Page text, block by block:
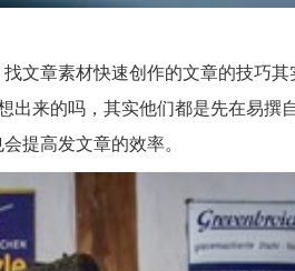
文章素材快速创作的文章的技巧
来的吗，其实他们都是先在易撰
提高发文章的效率。